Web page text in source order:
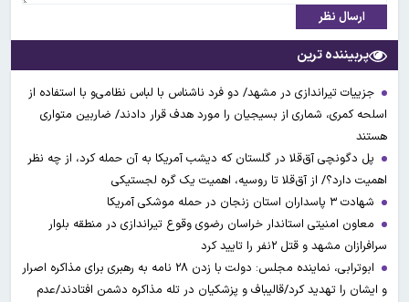
ارسال نظر
پربیننده ترین
جزییات تیراندازی در مشهد/ دو فرد ناشناس با لباس نظامی‌و با استفاده از
اسلحه کمری، شماری از بسیجیان را مورد هدف قرار دادند/ ضاربین متواری
هستند
پل دگونچی آق‌قلا در گلستان که دیشب آمریکا به آن حمله کرد، از چه نظر
اهمیت دارد؟/ از آق‌قلا تا روسیه، اهمیت یک گره لجستیکی
شهادت ۳ ‌پاسداران استان زنجان در حمله موشکی آمریکا
معاون امنیتی استاندار خراسان رضوی وقوع تیراندازی در منطقه بلوار
سرافرازان مشهد و قتل ۲نفر را تایید کرد
ابوترابی، نماینده مجلس: دولت با زدن ۲۸ نامه به رهبری برای مذاکره اصرار
و ایشان را تهدید کرد/قالیباف و پزشکیان در تله مذاکره دشمن افتادند/عدم